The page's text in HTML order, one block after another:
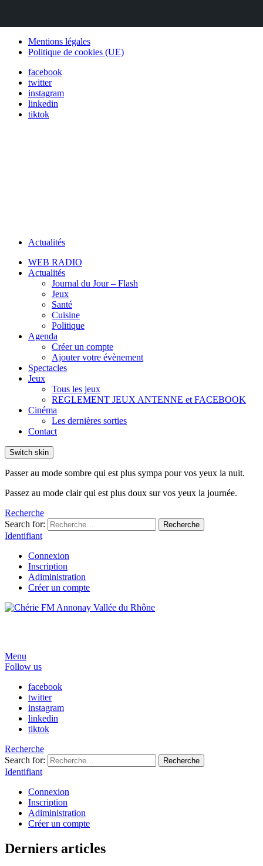
Mentions légales
Politique de cookies (UE)
facebook
twitter
instagram
linkedin
tiktok
Actualités
WEB RADIO
Actualités
Journal du Jour – Flash
Jeux
Santé
Cuisine
Politique
Agenda
Créer un compte
Ajouter votre évènement
Spectacles
Jeux
Tous les jeux
REGLEMENT JEUX ANTENNE et FACEBOOK
Cinéma
Les dernières sorties
Contact
Switch skin
Passer au mode sombre qui est plus sympa pour vos yeux la nuit.
Passez au mode clair qui est plus doux sur vos yeux la journée.
Recherche
Search for:
Recherche
Identifiant
Connexion
Inscription
Adiministration
Créer un compte
Menu
Follow us
facebook
twitter
instagram
linkedin
tiktok
Recherche
Search for:
Recherche
Identifiant
Connexion
Inscription
Adiministration
Créer un compte
Derniers articles